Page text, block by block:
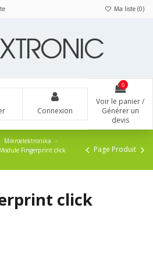
Ma liste (0)
Connexion
0
Voir le panier /
Générer un
devis
Mikroelektronika
Module Fingerprint click
Page Produit
click